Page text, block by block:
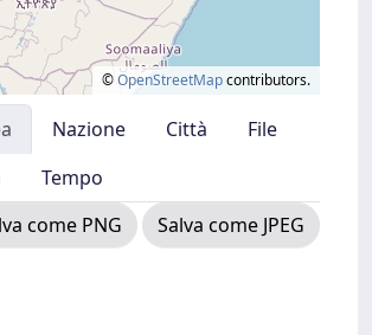
©OpenStreetMapcontributors.
Nazione Città
File
Tempo
come PNG
Salva come JPEG